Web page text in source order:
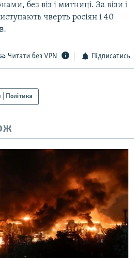
без віз і митниці. За візи і
чверть росіян і 40
Читати без VPN Підписатись
| Політика